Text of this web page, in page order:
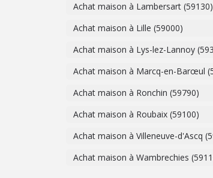
Achat maison à Lambersart (59130)
Achat maison à Lille (59000)
Achat maison à Lys-lez-Lannoy
Achat maison à Marcq-en-Barœul
Achat maison à Ronchin (59790)
Achat maison à Roubaix (59100)
Achat maison à Villeneuve-d'Ascq
Achat maison à Wambrechies